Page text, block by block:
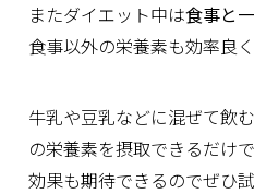
またダイエット中は食事と
食事以外の栄養素も効率良く
牛乳や豆乳などに混ぜて飲
の栄養素を摂取できるだけ
効果も期待できるのでぜひ